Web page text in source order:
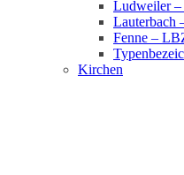
Ludweiler
Fenne –
Kirchen